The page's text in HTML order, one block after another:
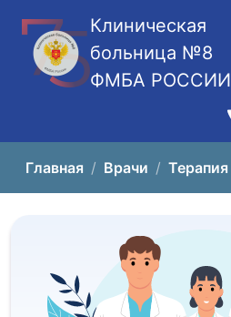
Клиническая
больница №8
ФМБА РОССИИ
Главная Врачи Терапия